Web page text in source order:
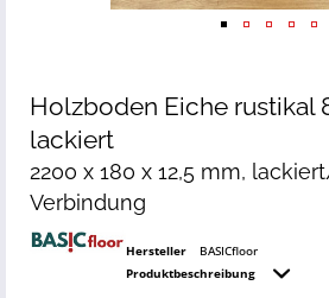
Holzboden Eiche rustikal
lackiert
2200 x 180 x 12,5 mm,
Verbindung
Hersteller
BASICfloor
Produktbeschreibung